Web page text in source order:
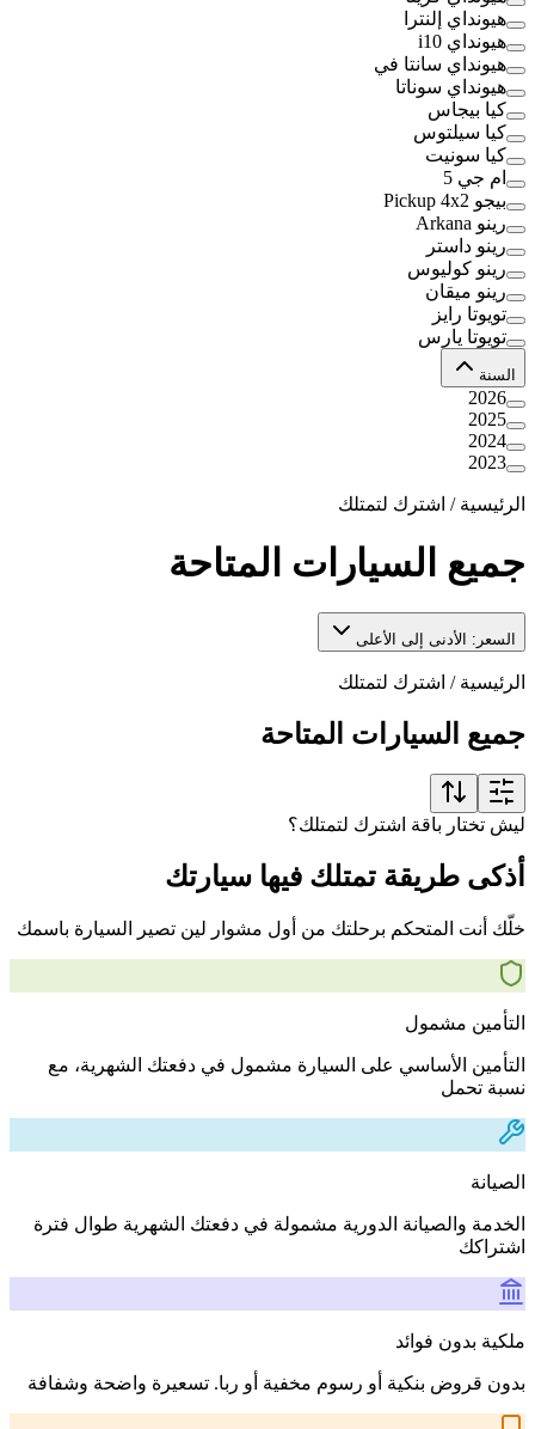
هيونداي إلنترا
هيونداي i10
هيونداي سانتا في
هيونداي سوناتا
كيا بيجاس
كيا سيلتوس
كيا سونيت
ام جي 5
بيجو Pickup 4x2
رينو Arkana
رينو داستر
رينو كوليوس
رينو ميقان
تويوتا رايز
تويوتا يارس
السنة
2026
2025
2024
2023
الرئيسية / اشترك لتمتلك
جميع السيارات المتاحة
السعر: الأدنى إلى الأعلى
الرئيسية / اشترك لتمتلك
جميع السيارات المتاحة
ليش تختار باقة اشترك لتمتلك؟
أذكى طريقة تمتلك فيها سيارتك
خلّك أنت المتحكم برحلتك من أول مشوار لين تصير السيارة باسمك
التأمين مشمول
التأمين الأساسي على السيارة مشمول في دفعتك الشهرية، مع
نسبة تحمل
الصيانة
الخدمة والصيانة الدورية مشمولة في دفعتك الشهرية طوال فترة
اشتراكك
ملكية بدون فوائد
بدون قروض بنكية أو رسوم مخفية أو ربا. تسعيرة واضحة وشفافة